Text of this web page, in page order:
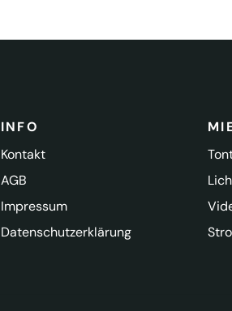
INFO
Kontakt
AGB
Impressum
Datenschutzerklärung